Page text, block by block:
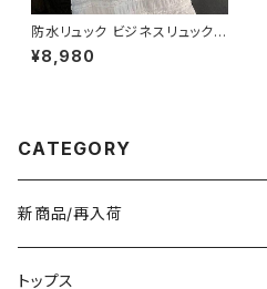
防水リュック ビジネスリュック
メンズ レディース バックパック
PCリュック 大容量リュック 防水
¥8,980
CATEGORY
新商品/再入荷
トップス